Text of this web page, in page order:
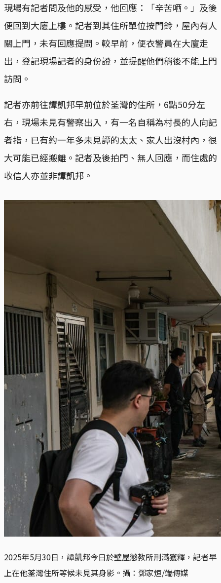
現場有記者問及他的感受，他回應：「辛苦哂。」及後
便回到大廈上樓。記者到其住所單位按門鈴，屋內有人
關上門，未有回應提問。較早前，便衣警員在大廈走
出，登記現場記者的身份證，並提醒他們稍後不能上門
訪問。
記者亦前往譚凱邦早前位於荃灣的住所，6點50分左
右，現場未見有警察出入，有一名自稱為村長的人向記
者指，已有約一年多未見譚的太太、家人出沒村內，很
大可能已經搬離。記者及後拍門、無人回應，而住處的
收信人亦並非譚凱邦。
2025年5月30日，譚凱邦今日於壁屋懲教所刑滿獲釋，記者早
上在他荃灣住所等候未見其身影。攝：鄧家烜/端傳媒